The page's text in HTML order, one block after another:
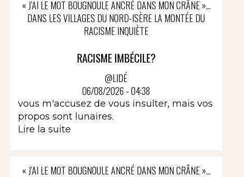
« J’AI LE MOT BOUGNOULE ANCRÉ DANS MON CRÂNE »…
DANS LES VILLAGES DU NORD-ISÈRE LA MONTÉE DU
RACISME INQUIÈTE
RACISME IMBÉCILE?
@LIDÉ
06/08/2026 - 04:38
vous m'accusez de vous insulter, mais vos
propos sont lunaires.
Lire la suite
« J’AI LE MOT BOUGNOULE ANCRÉ DANS MON CRÂNE »…